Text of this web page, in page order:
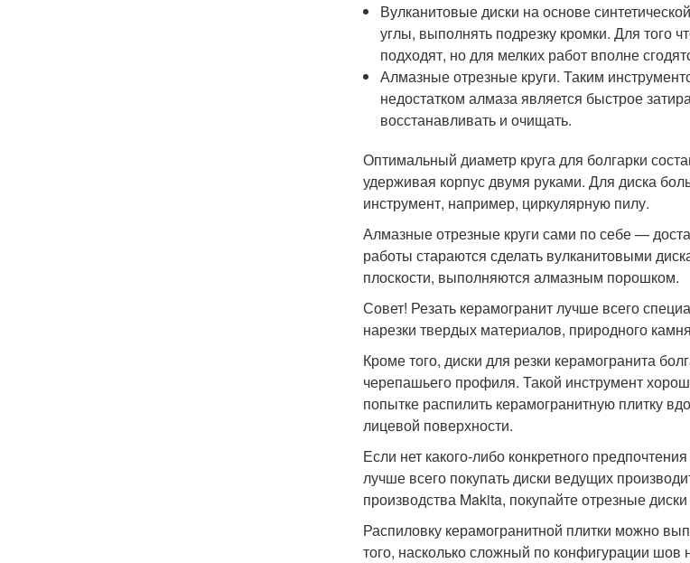
Вулканитовые диски на основе
углы, выполнять подрезку кромки. Для того
подходят, но для мелких работ вполне
Алмазные отрезные круги. Таким
недостатком алмаза является быстрое
восстанавливать и очищать.
Оптимальный диаметр круга для болгарки
удерживая корпус двумя руками. Для диска
инструмент, например, циркулярную пилу.
Алмазные отрезные круги сами по себе —
работы стараются сделать вулканитовыми
плоскости, выполняются алмазным порошком.
Совет! Резать керамогранит лучше всего
нарезки твердых материалов, природного
Кроме того, диски для резки керамогранита
черепашьего профиля. Такой инструмент
попытке распилить керамогранитную плитку
лицевой поверхности.
Если нет какого-либо конкретного
лучше всего покупать диски ведущих
производства Makita, покупайте отрезные
Распиловку керамогранитной плитки можно
того, насколько сложный по конфигурации шов